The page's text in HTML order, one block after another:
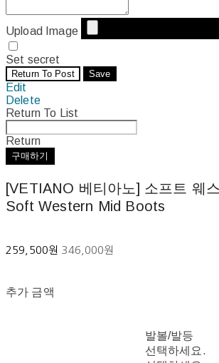
Upload Image
Set secret
Return To Post Save
Edit
Delete
Return To List
Return
구매하기
[VETIANO 베티아노] 소프트 웨
Soft Western Mid Boots
259,500원 346,000원
추가 금액
발볼/발등
선택하세요.